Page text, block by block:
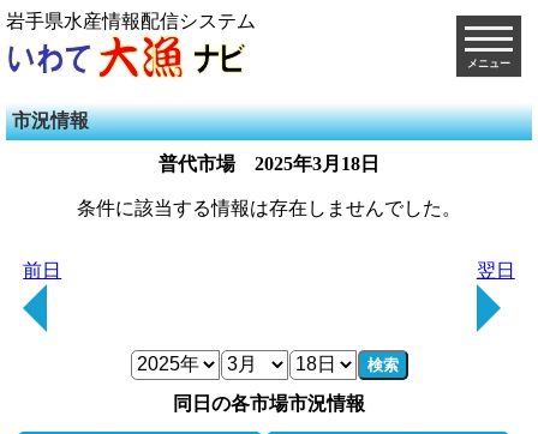
岩手県水産情報配信システム
メニュー
市況情報
普代市場 2025年3月18日
条件に該当する情報は存在しませんでした。
前日 翌日
検索
同日の各市場市況情報